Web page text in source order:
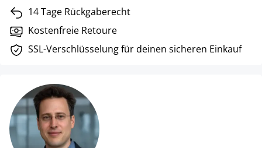
14 Tage Rückgaberecht
Kostenfreie Retoure
SSL-Verschlüsselung für deinen sicheren Einkauf